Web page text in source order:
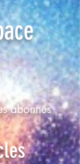
abonnés